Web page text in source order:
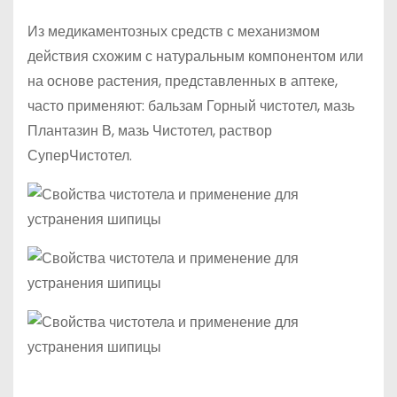
Из медикаментозных средств с механизмом
действия схожим с натуральным компонентом или
на основе растения, представленных в аптеке,
часто применяют: бальзам Горный чистотел, мазь
Плантазин В, мазь Чистотел, раствор
СуперЧистотел.